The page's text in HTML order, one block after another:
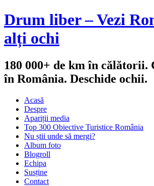
Drum liber – Vezi
alți ochi
180 000+ de km în călătorii.
în România. Deschide ochii.
Acasă
Despre
Apariții media
Top 300 Obiective Turistice România
Nu știi unde să mergi?
Album foto
Blogroll
Echipa
Susține
Contact